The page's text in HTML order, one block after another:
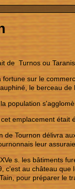
de Turnos ou
fortune sur le
le berceau de
population
emplacement était
de Tournon délivra
leur
s. les bâtiments
c'est au château que
pour préparer le